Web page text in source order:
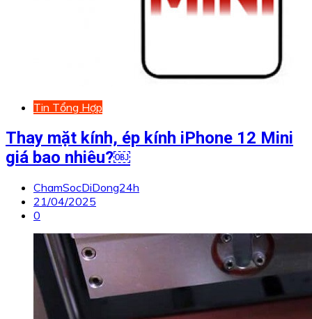
Tin Tổng Hợp
Thay mặt kính, ép kính iPhone 12 Mini
giá bao nhiêu?￼
ChamSocDiDong24h
21/04/2025
0